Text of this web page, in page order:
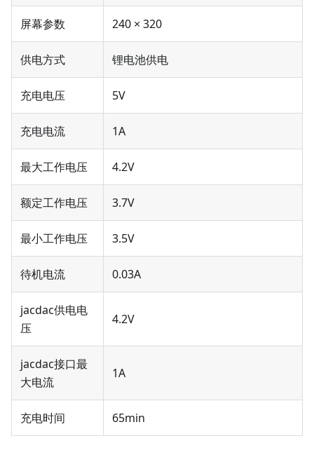
屏幕参数 240 × 320
供电方式 锂电池供电
充电电压 5V
充电电流 1A
最大工作电压 4.2V
额定工作电压 3.7V
最小工作电压 3.5V
待机电流 0.03A
jacdac供电电
压
4.2V
jacdac接口最
大电流
1A
充电时间 65min